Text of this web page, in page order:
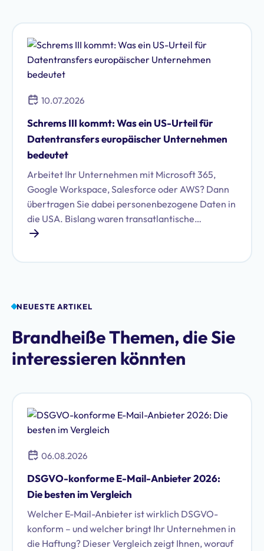
10.07.2026
Schrems III kommt: Was ein US-Urteil für
Datentransfers europäischer Unternehmen
bedeutet
Arbeitet Ihr Unternehmen mit Microsoft 365,
Google Workspace, Salesforce oder AWS? Dann
übertragen Sie dabei personenbezogene Daten in
die USA. Bislang waren transatlantische
Datentransfers rechtlich abgesichert. Doch ein
diese Grundlage erschüttert. Betroffen davon ist
NEUESTE ARTIKEL
Brandheiße Themen, die Sie
interessieren könnten
06.08.2026
DSGVO-konforme E-Mail-Anbieter 2026:
Die besten im Vergleich
Welcher E-Mail-Anbieter ist wirklich DSGVO-
konform – und welcher bringt Ihr Unternehmen in
die Haftung? Dieser Vergleich zeigt Ihnen, worauf